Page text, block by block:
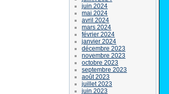
juin 2024
mai 2024
avril 2024
mars 2024
février 2024
janvier 2024
décembre 2023
novembre 2023
octobre 2023
septembre 2023
août 2023
juillet 2023
juin 2023